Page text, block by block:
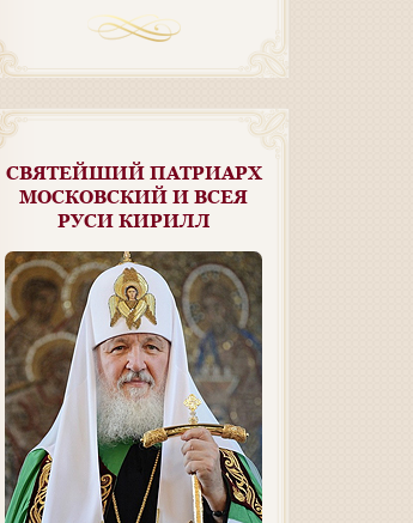
СВЯТЕЙШИЙ ПАТРИАРХ
МОСКОВСКИЙ И ВСЕЯ
РУСИ КИРИЛЛ